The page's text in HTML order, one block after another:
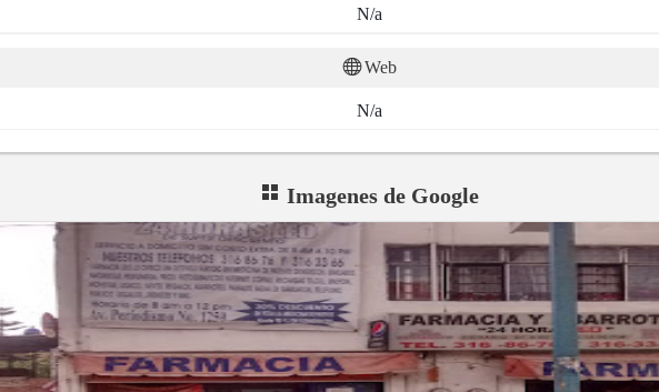
N/a
Web
N/a
Imagenes de Google